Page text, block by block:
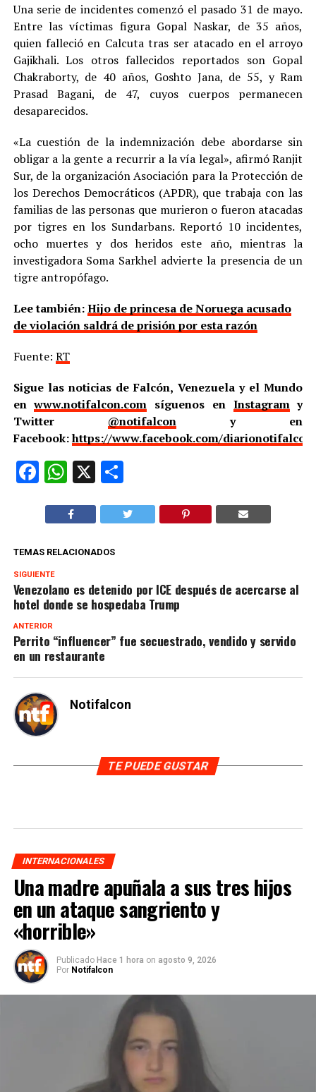
Una serie de incidentes comenzó el pasado 31 de mayo.
Entre las víctimas figura Gopal Naskar, de 35 años,
quien falleció en Calcuta tras ser atacado en el arroyo
Gajikhali. Los otros fallecidos reportados son Gopal
Chakraborty, de 40 años, Goshto Jana, de 55, y Ram
Prasad Bagani, de 47, cuyos cuerpos permanecen
desaparecidos.
«La cuestión de la indemnización debe abordarse sin
obligar a la gente a recurrir a la vía legal», afirmó Ranjit
Sur, de la organización Asociación para la Protección de
los Derechos Democráticos (APDR), que trabaja con las
familias de las personas que murieron o fueron atacadas
por tigres en los Sundarbans. Reportó 10 incidentes,
ocho muertes y dos heridos este año, mientras la
investigadora Soma Sarkhel advierte la presencia de un
tigre antropófago.
Lee también:Hijo de princesa de Noruega acusado
de violación saldrá de prisión por esta razón
Fuente: RT
Sigue las noticias de Falcón, Venezuela y el Mundo
enwww.notifalcon.com síguenos en Instagramy
Twitter @notifalcony en
Facebook:https://www.facebook.com/
Facebook
WhatsApp
X Compartir
TEMAS RELACIONADOS
SIGUIENTE
Venezolano es detenido por ICE después de acercarse al
hotel donde se hospedaba Trump
ANTERIOR
Perrito “influencer” fue secuestrado, vendido y servido
en un restaurante
Notifalcon
TE PUEDE GUSTAR
INTERNACIONALES
Una madre apuñala a sus tres hijos
en un ataque sangriento y
«horrible»
Publicado Hace 1 hora on agosto 9, 2026
Por Notifalcon